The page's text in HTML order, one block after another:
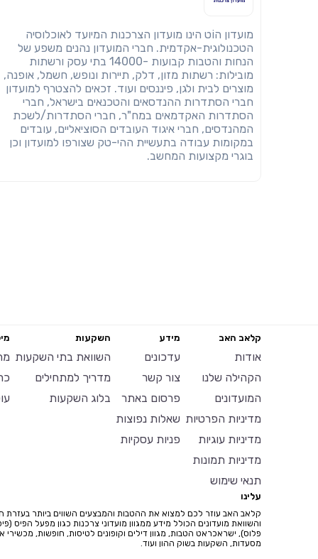
מועדון הוֹט הינו מועדון הצרכנות המיועד לאוכלוסיה
הטכנולוגית-אקדמית. חברי המועדון נהנים משפע של
הנחות והטבות קבועות -14000 בתי עסק ורשתות
מובילות: רשתות מזון, דלק, תיירות ונופש, חשמל, אופנה,
מוצרים לבית ולגן, פיננסים ועוד. זכאים להצטרף למועדון
חברי הסתדרות ההנדסאים והטכנאים בישראל, חברי
הסתדרות האקדמאים במח"ר, חברי הסתדרות/לשכת
המהנדסים, חברי איגוד העובדים הסוציאליים, עובדים
במקומות עבודה בתעשיית ההי-טק שצורפו למועדון וכן
בוגרי מקצועות המחשב.
קלאב האב
אודות
הקהילה שלנו
המועדונים
מדיניות הפרטיות
מדיניות עוגיות
מדיניות תמונות
תנאי שימוש
מידע
עדכונים
צור קשר
פרסום באתר
שאלות נפוצות
פניות עסקיות
השקעות
השוואת בתי השקעות
מדריך למתחילים
בלוג השקעות
עלינו
קלאב האב עוזר לכם למצוא את ההטבות והמבצעים השווים ביותר בעזרת
והשוואת מועדונים הכולל מידע ממגוון מועדוני צרכנות כגון מפעל הפיס
פלוס), ישראכראט הטבות, מגוון דילים וקופונים לטיסות, חופשות, מכשירי
מסעדות, השקעות בשוק ההון ועוד.